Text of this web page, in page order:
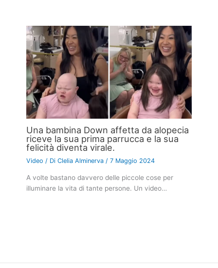
Una bambina Down affetta da alopecia
riceve la sua prima parrucca e la sua
felicità diventa virale.
Video / DiClelia Alminerva /7 Maggio 2024
A volte bastano davvero delle piccole cose per
illuminare la vita di tante persone. Un video…